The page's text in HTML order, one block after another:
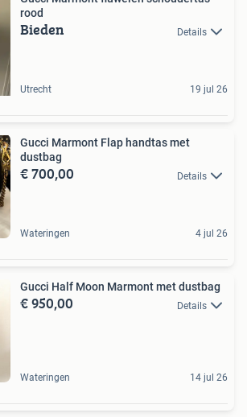
rood
Bieden Details
Utrecht 19 jul 26
Gucci Marmont Flap handtas met
dustbag
€ 700,00 Details
Wateringen 4 jul 26
Gucci Half Moon Marmont met dustbag
€ 950,00 Details
Wateringen 14 jul 26